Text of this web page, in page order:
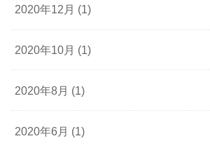
2020年12月 (1)
2020年10月 (1)
2020年8月 (1)
2020年6月 (1)